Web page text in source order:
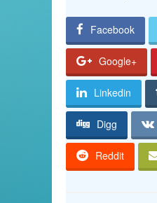
Facebook
Google+
Linkedin
Digg
Reddit